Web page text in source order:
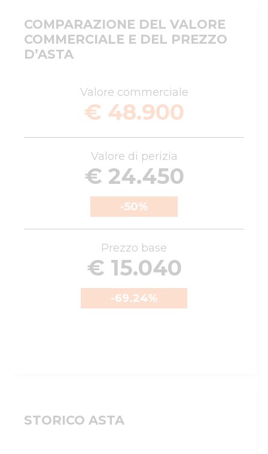
COMPARAZIONE DEL VALORE
COMMERCIALE E DEL PREZZO
D’ASTA
Valore commerciale
€ 48.900
Valore di perizia
€ 24.450
-50%
Prezzo base
€ 15.040
-69.24%
STORICO ASTA